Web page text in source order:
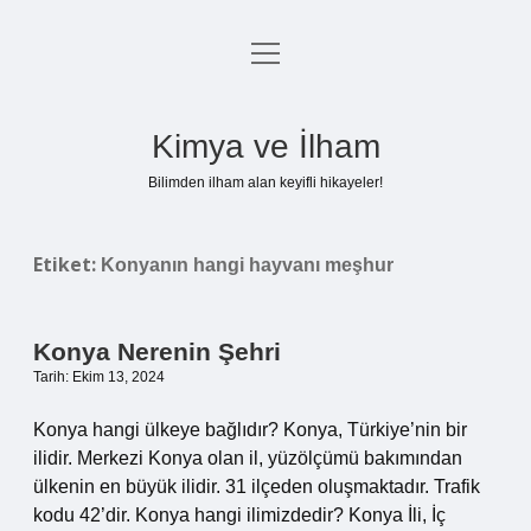
Anasayfa
menüyü
Kimya ve İlham
Bilimden ilham alan keyifli hikayeler!
Etiket: Konyanın hangi hayvanı meşhur
Konya Nerenin Şehri
Tarih: Ekim 13, 2024
Konya hangi ülkeye bağlıdır? Konya, Türkiye’nin bir
ilidir. Merkezi Konya olan il, yüzölçümü bakımından
ülkenin en büyük ilidir. 31 ilçeden oluşmaktadır. Trafik
kodu 42’dir. Konya hangi ilimizdedir? Konya İli, İç